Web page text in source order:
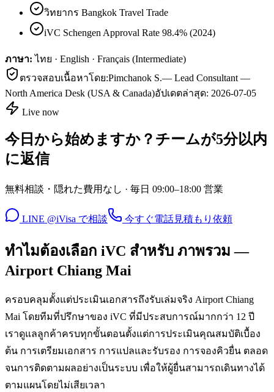
วิทยากร Bangkok Travel Trade
iVC Schengen Approval Rate 98.4% (2024)
ภาษา: ไทย · English · Français (Intermediate)
ตรวจสอบเนื้อหาโดย:Pimchanok S.— Lead Consultant —
North America Desk (USA & Canada)อัปเดตล่าสุด: 2026-07-05
Live now
今日から始めますか？チームが5分以内
に返信
無料相談・隠れた費用なし · 毎日 09:00–18:00 営業
LINE @iVisa で相談 今すぐ電話見積もり依頼
ทำไมต้องเลือก iVC สำหรับ ภาพรวม —
Airport Chiang Mai
ครอบคลุมตั้งแต่ประเมินเอกสารถึงรับเล่มจริง Airport Chiang
Mai โดยทีมที่ปรึกษาของ iVC ที่มีประสบการณ์มากกว่า 12 ปี
เราดูแลลูกค้าครบทุกขั้นตอนตั้งแต่การประเมินคุณสมบัติเบื้อง
ต้น การเตรียมเอกสาร การแปลและรับรอง การจองคิวยื่น ตลอด
จนการติดตามผลอย่างเป็นระบบ เพื่อให้ผู้ยื่นสามารถเดินทางได้
ตามแผนโดยไม่เสียเวลา